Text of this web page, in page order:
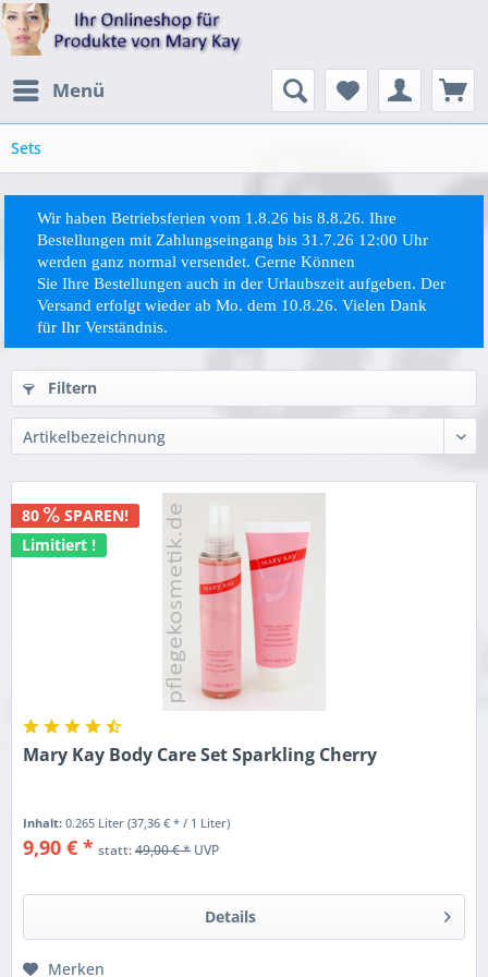
Menü
Sets
Wir haben Betriebsferien vom 1.8.26 bis 8.8.26. Ihre
Bestellungen mit Zahlungseingang bis 31.7.26 12:00 Uhr
werden ganz normal versendet. Gerne Können
SieIhreBestellungen auch in der Urlaubszeit aufgeben. Der
Versand erfolgt wieder ab Mo. dem 10.8.26. Vielen Dank
für Ihr Verständnis.
Filtern
80
SPAREN!
Limitiert !
Mary Kay Body Care Set Sparkling Cherry
Inhalt:0.265 Liter(37,36 € * / 1 Liter)
9,90 € * statt:49,00 € *UVP
Details
Merken